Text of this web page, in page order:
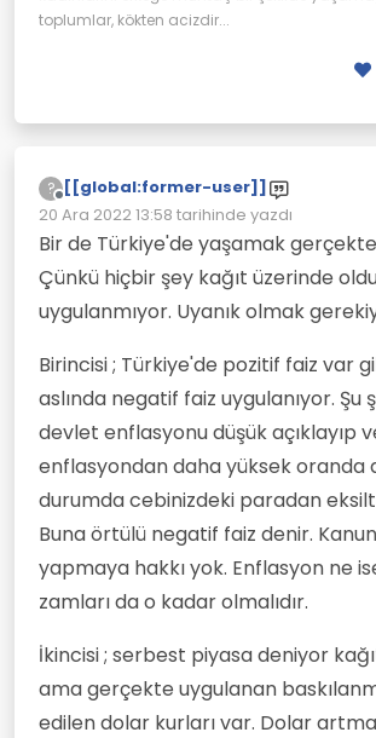
toplumlar, kökten acizdir...
?
Çevrimdışı
[[global:former-user]]
20 Ara 2022 13:58 tarihinde yazdı
Son düzenleyen:
Bir de Türkiye'de yaşamak
Çünkü hiçbir şey kağıt üzerinde
uygulanmıyor. Uyanık olmak
Birincisi ; Türkiye'de pozitif faiz var
aslında negatif faiz uygulanıyor. Şu
devlet enflasyonu düşük açıklayıp
enflasyondan daha yüksek oranda
durumda cebinizdeki paradan
Buna örtülü negatif faiz denir.
yapmaya hakkı yok. Enflasyon ne
zamları da o kadar olmalıdır.
İkincisi ; serbest piyasa deniyor
ama gerçekte uygulanan
edilen dolar kurları var. Dolar